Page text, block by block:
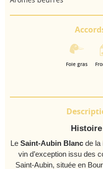
Foie gras
Le Saint-Aubin Blancde la
vin d’exception issu des
Saint-Aubin, située en